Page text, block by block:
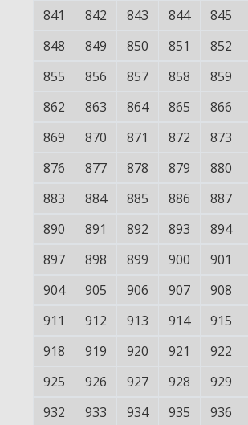
841 842 843 844 845
848
849 850 851 852
855
856 857 858 859
862
863 864 865 866
869
870 871 872 873
876
877 878 879 880
883
884 885 886 887
890
891 892 893 894
897
898 899 900 901
904
905 906 907 908
911
912 913 914 915
918
919 920 921 922
925
926 927 928 929
932
933 934 935 936